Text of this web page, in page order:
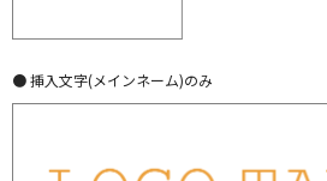
● 挿入文字(メインネーム)のみ